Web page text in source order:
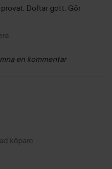
Doftar gott. Gör
en kommentar
1 månad
köpare